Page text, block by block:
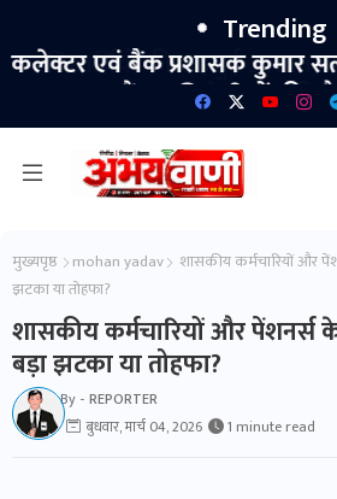
Trending
कलेक्टर एवं बैंक प्रशासक कुमार
बैंक अधिकारियों की
मुख्यपृष्ठ mohan yadav
शासकीय कर्मचारियों और
झटका या तोहफा?
शासकीय कर्मचारियों और पेंशनर्स
बड़ा झटका या तोहफा?
By - REPORTER
बुधवार, मार्च 04, 2026
1 minute read